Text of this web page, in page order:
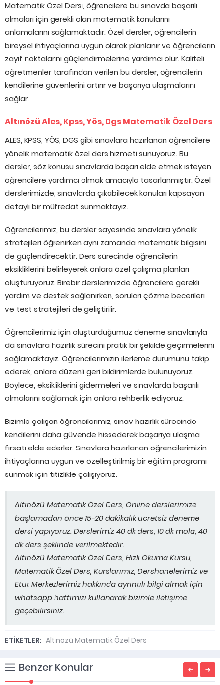
Matematik Özel Dersi, öğrencilere bu sınavda başarılı
olmaları için gerekli olan matematik konularını
anlamalarını sağlamaktadır. Özel dersler, öğrencilerin
bireysel ihtiyaçlarına uygun olarak planlanır ve öğrencilerin
zayıf noktalarını güçlendirmelerine yardımcı olur. Kaliteli
öğretmenler tarafından verilen bu dersler, öğrencilerin
kendilerine güvenlerini artırır ve başarıya ulaşmalarını
sağlar.
Altınözü Ales, Kpss, Yös, Dgs Matematik Özel Ders
ALES, KPSS, YÖS, DGS gibi sınavlara hazırlanan öğrencilere
yönelik matematik özel ders hizmeti sunuyoruz. Bu
dersler, söz konusu sınavlarda başarı elde etmek isteyen
öğrencilere yardımcı olmak amacıyla tasarlanmıştır. Özel
derslerimizde, sınavlarda çıkabilecek konuları kapsayan
detaylı bir müfredat sunmaktayız.
Öğrencilerimiz, bu dersler sayesinde sınavlara yönelik
stratejileri öğrenirken aynı zamanda matematik bilgisini
de güçlendirecektir. Ders sürecinde öğrencilerin
eksikliklerini belirleyerek onlara özel çalışma planları
oluşturuyoruz. Birebir derslerimizde öğrencilere gerekli
yardım ve destek sağlanırken, soruları çözme becerileri
ve test stratejileri de geliştirilir.
Öğrencilerimiz için oluşturduğumuz deneme sınavlarıyla
da sınavlara hazırlık sürecini pratik bir şekilde geçirmelerini
sağlamaktayız. Öğrencilerimizin ilerleme durumunu takip
ederek, onlara düzenli geri bildirimlerde bulunuyoruz.
Böylece, eksikliklerini gidermeleri ve sınavlarda başarılı
olmalarını sağlamak için onlara rehberlik ediyoruz.
Bizimle çalışan öğrencilerimiz, sınav hazırlık sürecinde
kendilerini daha güvende hissederek başarıya ulaşma
fırsatı elde ederler. Sınavlara hazırlanan öğrencilerimizin
ihtiyaçlarına uygun ve özelleştirilmiş bir eğitim programı
sunmak için titizlikle çalışıyoruz.
Altınözü Matematik Özel Ders, Online derslerimize
başlamadan önce 15-20 dakikalık ücretsiz deneme
dersi yapıyoruz. Derslerimiz 40 dk ders, 10 dk mola, 40
dk ders şeklinde verilmektedir.
Altınözü Matematik Özel Ders, Hızlı Okuma Kursu,
Matematik Özel Ders, Kurslarımız, Dershanelerimiz ve
Etüt Merkezlerimiz hakkında ayrıntılı bilgi almak için
whatsapp hattımızı kullanarak bizimle iletişime
geçebilirsiniz.
ETİKETLER: Altınözü Matematik Özel Ders
Benzer Konular